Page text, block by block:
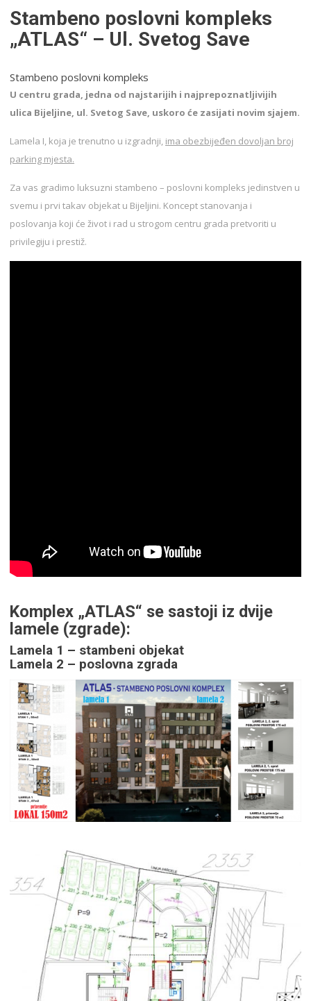
Stambeno poslovni kompleks
„ATLAS“ – Ul. Svetog Save
Stambeno poslovni kompleks
U centru grada, jedna od najstarijih i najprepoznatljivijih
ulica Bijeljine, ul. Svetog Save, uskoro će zasijati novim sjajem.
Lamela I, koja je trenutno u izgradnji, ima obezbijeđen dovoljan broj
parking mjesta.
Za vas gradimo luksuzni stambeno – poslovni kompleks jedinstven u
svemu i prvi takav objekat u Bijeljini. Koncept stanovanja i
poslovanja koji će život i rad u strogom centru grada pretvoriti u
privilegiju i prestiž.
Komplex „ATLAS“ se sastoji iz dvije
lamele (zgrade):
Lamela 1 – stambeni objekat
Lamela 2 – poslovna zgrada